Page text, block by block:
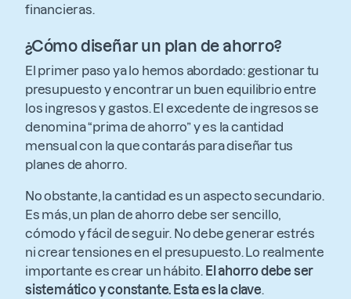
financieras.
¿Cómo diseñar un plan de ahorro?
El primer paso ya lo hemos abordado: gestionar tu
presupuesto y encontrar un buen equilibrio entre
los ingresos y gastos. El excedente de ingresos se
denomina “prima de ahorro” y es la cantidad
mensual con la que contarás para diseñar tus
planes de ahorro.
No obstante, la cantidad es un aspecto secundario.
Es más, un plan de ahorro debe ser sencillo,
cómodo y fácil de seguir. No debe generar estrés
ni crear tensiones en el presupuesto. Lo realmente
importante es crear un hábito. El ahorro debe ser
sistemático y constante. Esta es la clave.